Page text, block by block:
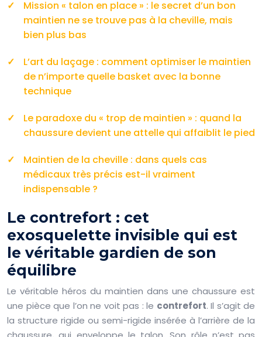
Mission « talon en place » : le secret d’un bon
maintien ne se trouve pas à la cheville, mais
bien plus bas
L’art du laçage : comment optimiser le maintien
de n’importe quelle basket avec la bonne
technique
Le paradoxe du « trop de maintien » : quand la
chaussure devient une attelle qui affaiblit le pied
Maintien de la cheville : dans quels cas
médicaux très précis est-il vraiment
indispensable ?
Le contrefort : cet
exosquelette invisible qui est
le véritable gardien de son
équilibre
Le véritable héros du maintien dans une chaussure est
une pièce que l’on ne voit pas : le contrefort. Il s’agit de
la structure rigide ou semi-rigide insérée à l’arrière de la